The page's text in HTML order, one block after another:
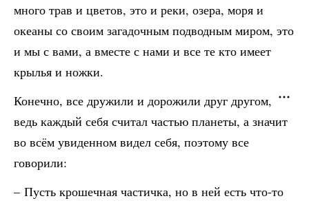
много трав и цветов, это и реки, озера, моря и
океаны со своим загадочным подводным миром, это
и мы с вами, а вместе с нами и все те кто имеет
крылья и ножки.
Конечно, все дружили и дорожили друг другом,
ведь каждый себя считал частью планеты, а значит
во всём увиденном видел себя, поэтому все
говорили:
– Пусть крошечная частичка, но в ней есть что-то